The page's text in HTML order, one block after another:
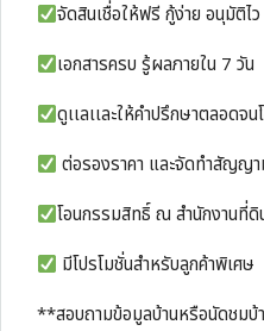
จัดสินเชื่อให้ฟรี กู้ง่าย อนุมัติไ
เอกสารครบ รู้ผลภายใน 7 วัน
ดูเเลเเละให้คำปรึกษาตลอดจ
ต่อรองราคา และจัดทำสัญญา
โอนกรรมสิทธิ์ ณ สำนักงานที่ดิ
มีโปรโมชั่นสำหรับลูกค้าพิเศษ
**สอบถามข้อมูลบ้านหรือนัดชม